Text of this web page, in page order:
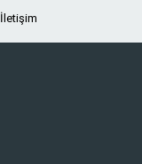
İletişim